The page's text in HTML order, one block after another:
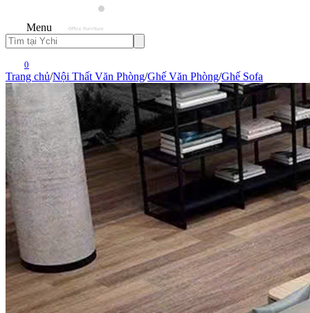
Menu
0
Trang chủ/Nội Thất Văn Phòng/Ghế Văn Phòng/Ghế Sofa